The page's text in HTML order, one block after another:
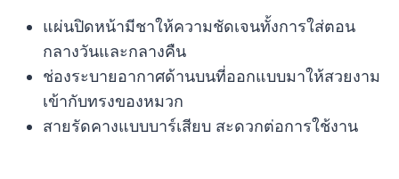
แผ่นปิดหน้ามีชาให้ความชัดเจนทั้งการใส่ตอน
กลางวันและกลางคืน
ช่องระบายอากาศด้านบนที่ออกแบบมาให้สวยงาม
เข้ากับทรงของหมวก
สายรัดคางแบบบาร์เสียบ สะดวกต่อการใช้งาน